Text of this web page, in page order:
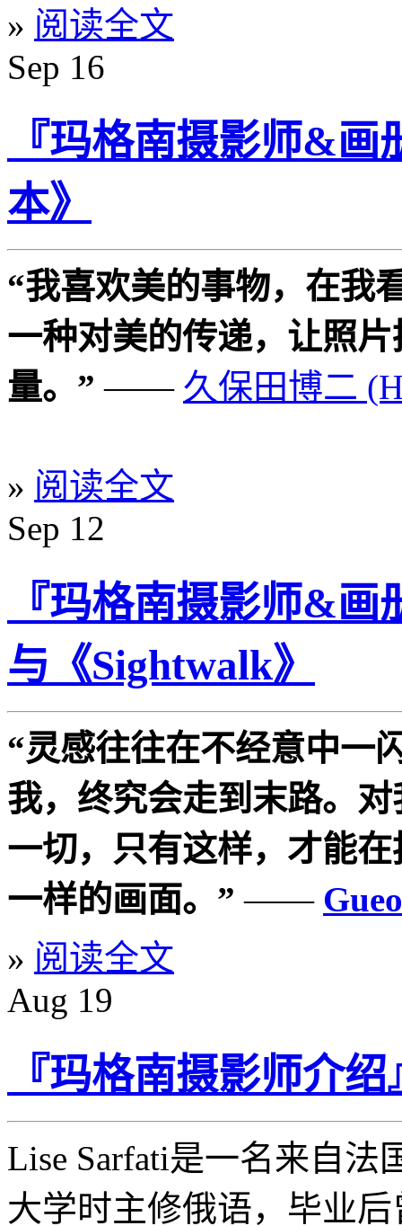
» 阅读全文
Sep 16
『玛格南摄影师&
本》
“我喜欢美的事物，在我
一种对美的传递，让照
量。” —— 久保田博二
» 阅读全文
Sep 12
『玛格南摄影师&画
与《Sightwalk》
“灵感往往在不经意中一
我，终究会走到末路。
一切，只有这样，才能
一样的画面。”——
» 阅读全文
Aug 19
『玛格南摄影师介
Lise Sarfati是一名来自法
大学时主修俄语，毕业后